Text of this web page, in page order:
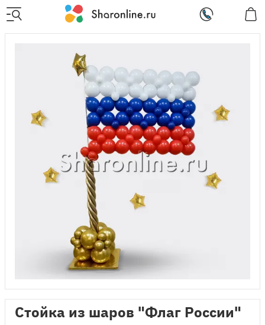
Стойка из шаров "Флаг России"